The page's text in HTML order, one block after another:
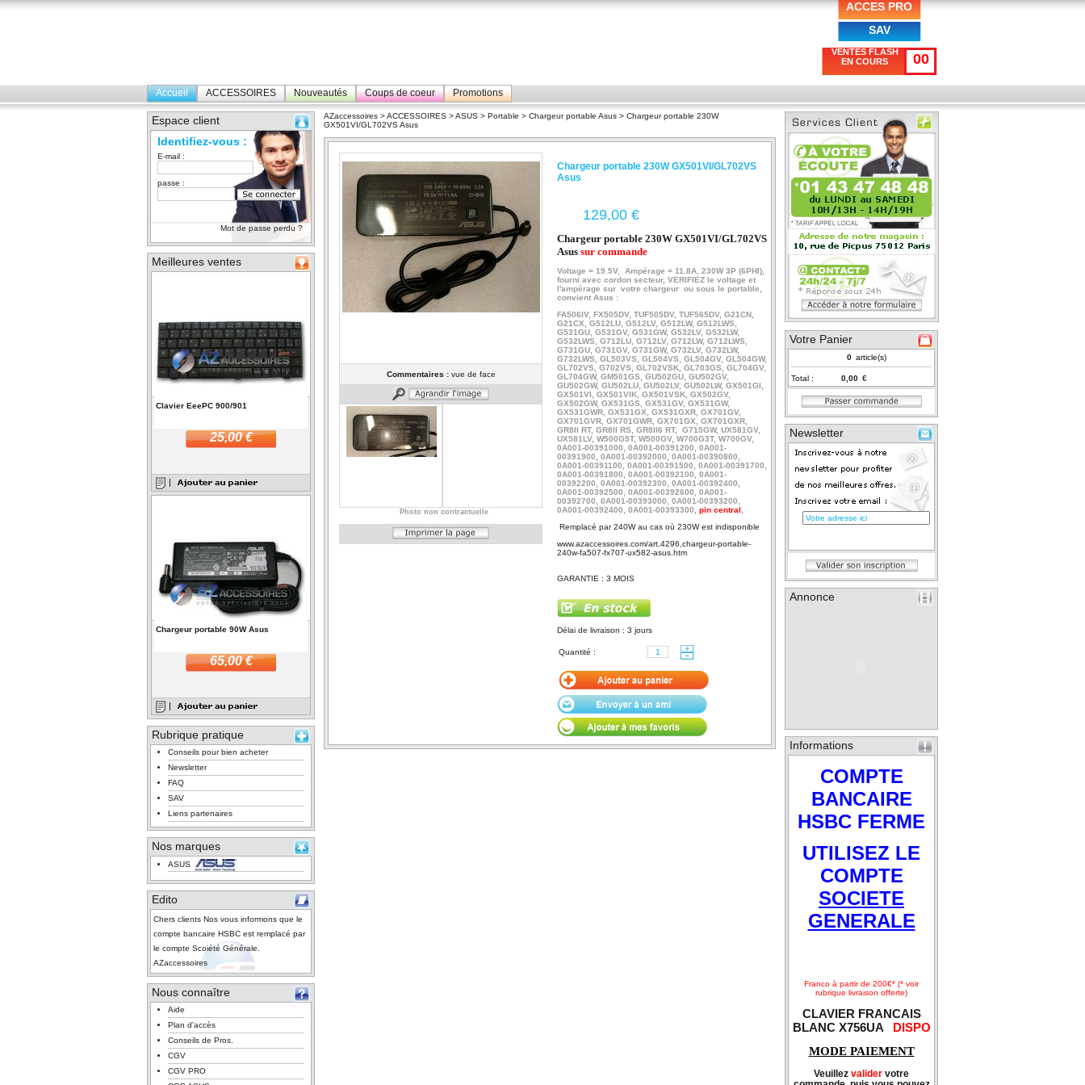
ACCES PRO
SAV
VENTES FLASH
EN COURS
00
Accueil ACCESSOIRES Nouveautés Coups de coeur Promotions
Espace client
Identifiez-vous :
E-mail :
passe :
Mot de passe perdu ?
Meilleures ventes
Clavier EeePC 900/901
25,00 €
Chargeur portable 90W Asus
65,00 €
Rubrique pratique
Conseils pour bien acheter
Newsletter
FAQ
SAV
Liens partenaires
Nos marques
ASUS
Edito
Chers clients Nos vous informons que le
compte bancaire HSBC est remplacé par
le compte Scoiété Générale.
AZaccessoires
Nous connaître
Aide
Plan d'accès
Conseils de Pros.
CGV
CGV PRO
AZaccessoires >ACCESSOIRES >ASUS > Portable > Chargeur portable Asus > Chargeur portable 230W
GX501VI/GL702VS Asus
Commentaires :vue de face
Photo non contractuelle
Chargeur portable 230W GX501VI/GL702VS
Asus
€
Chargeur portable 230W GX501VI/GL702VS
Asus sur commande
Voltage = 19.5V, Ampérage = 11.8A, 230W3P (6PHI),
fourni avec cordon secteur, VERIFIEZ le voltage et
l'ampérage sur votre chargeur ou sous le portable,
convient Asus :
FA506IV, FX505DV, TUF505DV, TUF565DV, G21CN,
G21CX, G512LU, G512LV, G512LW, G512LWS,
G531GU , G531GV, G531GW, G532LV, G532LW,
G532LWS , G712LU, G712LV, G712LW, G712LWS,
G731GU , G731GV, G731GW, G732LV, G732LW,
G732LWS , GL503VS, GL504VS , GL504GV, GL504GW,
GL702VS, G702VS, GL702VSK, GL703GS, GL704GV,
GL704GW, GM501GS, GU502GU , GU502GV,
GU502GW, GU502LU , GU502LV, GU502LW, GX501GI,
GX501VI, GX501VIK, GX501VSK, GX502GV,
GX502GW, GX531GS , GX531GV, GX531GW,
GX531GWR , GX531GX , GX531GXR, GX701GV,
GX701GVR , GX701GWR , GX701GX , GX701GXR
GR8II RT, GR8II RS, GR8II6 RT, G715GW, UX581GV,
UX581LV, W500G5T, W500GV, W700G3T, W700GV,
0A001-00391000, 0A001-00391200
0A001-
00391900, 0A001-00392000
0A001-00390800,
0A001-00391100, 0A001-00391500
0A001-00391700
0A001-00391800, 0A001-00392100
0A001-
00392200
0A001-00392300 0A001-00392400
0A001-00392500
0A001-00392600, 0A001-
00392700
0A001-00393000 0A001-00393200
0A001-00392400, 0A001-00393300
pin central
Remplacé par 240W au cas où 230W est indisponible
www.azaccessoires.com/art,4296,chargeur-portable-
240w-fa507-fx707-ux582-asus.htm
GARANTIE : 3 MOIS
Délai de livraison : 3 jours
Quantité :
Votre Panier
article(s)
Total : €
Newsletter
Annonce
Informations
COMPTE
BANCAIRE
HSBC FERME
UTILISEZ LE
COMPTE
SOCIETE
GENERALE
Franco à partir de 200€* (* voir
rubrique livraison offerte)
CLAVIER FRANCAIS
BLANC X756UA DISPO
MODE PAIEMENT
Veuillez valider votre